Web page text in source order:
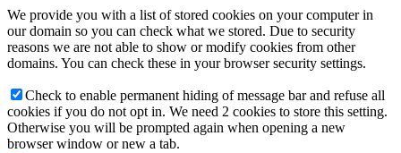
We provide you with a list of stored cookies on your computer in
our domain so you can check what we stored. Due to security
reasons we are not able to show or modify cookies from other
domains. You can check these in your browser security settings.
Check to enable permanent hiding of message bar and refuse all
cookies if you do not opt in. We need 2 cookies to store this setting.
Otherwise you will be prompted again when opening a new
browser window or new a tab.